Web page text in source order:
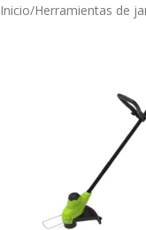
Inicio/Herramientas de